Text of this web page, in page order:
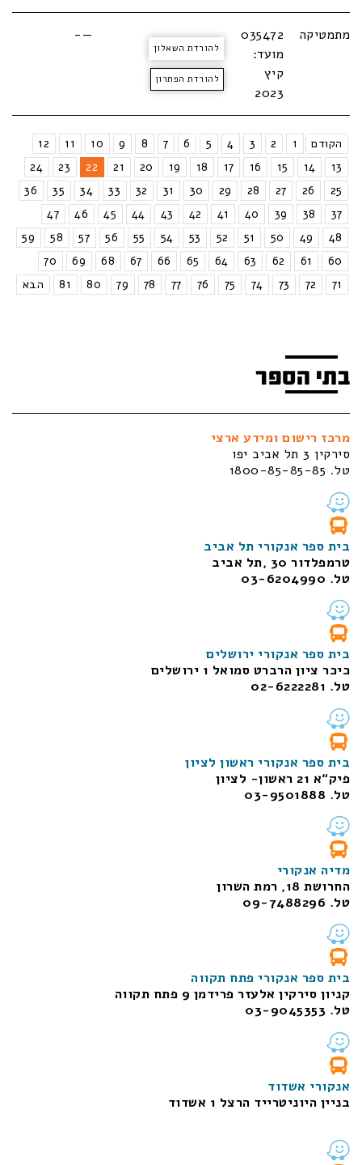
מתמטיקה
035472
מועד:
קיץ
2023
להורדת השאלון
להורדת הפתרון
—-
הקודם 1
2
3
4
5
6
7
8
9
10
11
12
13
14
15
16
17
18
19
20
21
22
23
24
25
26
27
28
29
30
31
32
33
34
35
36
37
38
39
40
41
42
43
44
45
46
47
48
49
50
51
52
53
54
55
56
57
58
59
60
61
62
63
64
65
66
67
68
69
70
71
72
73
74
75
76
77
78
79
80
81 הבא
בתי הספר
מרכז רישום ומידע ארצי
סירקין 3 תל אביב יפו
טל. 1800-85-85-85
בית ספר אנקורי תל אביב
טרמפלדור 30 ,תל אביב
טל. 03-6204990
בית ספר אנקורי ירושלים
כיכר ציון הרברט סמואל 1
ירושלים
טל. 02-6222281
בית ספר אנקורי ראשון לציון
פיק“א 21 ראשון- לציון
טל. 03-9501888
מדיה אנקורי
החרושת 18, רמת השרון
טל. 09-7488296
בית ספר אנקורי פתח תקווה
קניון סירקין אלעזר פרידמן 9 פתח תקווה
טל. 03-9045353
אנקורי אשדוד
בניין היוניטרייד הרצל 1 אשדוד